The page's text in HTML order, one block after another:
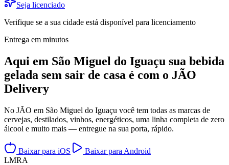
Seja licenciado
Verifique se a sua cidade está disponível para licenciamento
Entrega em minutos
Aqui em São Miguel do Iguaçu sua bebida
gelada sem sair de casa é com o JÃO
Delivery
No JÃO em São Miguel do Iguaçu você tem todas as marcas de
cervejas, destilados, vinhos, energéticos, uma linha completa de zero
álcool e muito mais — entregue na sua porta, rápido.
Baixar para iOS
Baixar para Android
LMRA